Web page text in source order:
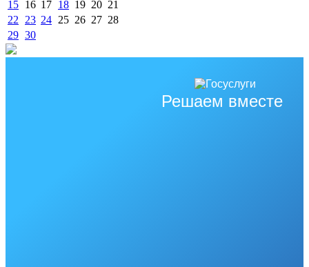
15 16 17 18 19 20 21
22
23 24 25 26 27 28
29 30
Решаем вместе